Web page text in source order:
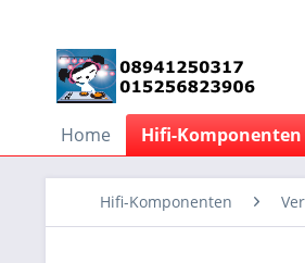
Home Hifi-Komponenten
Hifi-Komponenten